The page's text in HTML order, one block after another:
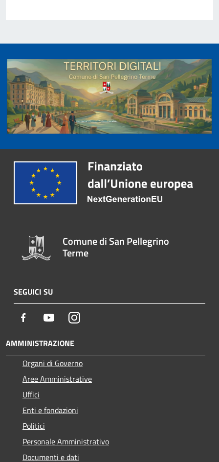
Comune di San Pellegrino
Terme
SEGUICI SU
Facebook YoutubeInstagram
AMMINISTRAZIONE
Organi di Governo
Aree Amministrative
Uffici
Enti e fondazioni
Politici
Personale Amministrativo
Documenti e dati